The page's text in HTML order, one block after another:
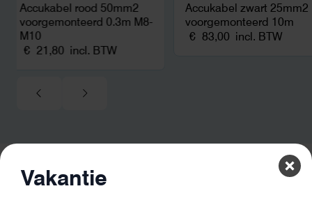
Accukabel rood 50mm2
voorgemonteerd 0.3m M8-
M10
€ 21,80 incl. BTW
Accukabel zwart 25mm2
voorgemonteerd 10m
€ 83,00 incl. BTW
Vakantie